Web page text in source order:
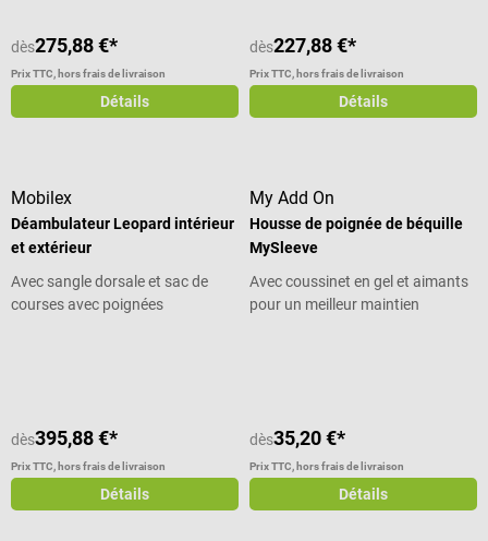
dès275,88 €*
Prix TTC, hors frais de livraison
Détails
dès227,88 €*
Prix TTC, hors frais de livraison
Détails
Mobilex
Déambulateur Leopard intérieur
et extérieur
Avec sangle dorsale et sac de
courses avec poignées
dès395,88 €*
Prix TTC, hors frais de livraison
Détails
My Add On
Housse de poignée de béquille
MySleeve
Avec coussinet en gel et aimants
pour un meilleur maintien
dès35,20 €*
Prix TTC, hors frais de livraison
Détails